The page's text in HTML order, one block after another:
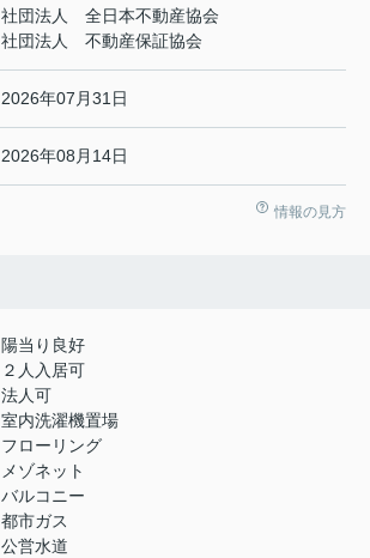
社団法人 全日本不動産協会
社団法人 不動産保証協会
2026年07月31日
2026年08月14日
情報の見方
陽当り良好
２人入居可
法人可
室内洗濯機置場
フローリング
メゾネット
バルコニー
都市ガス
公営水道